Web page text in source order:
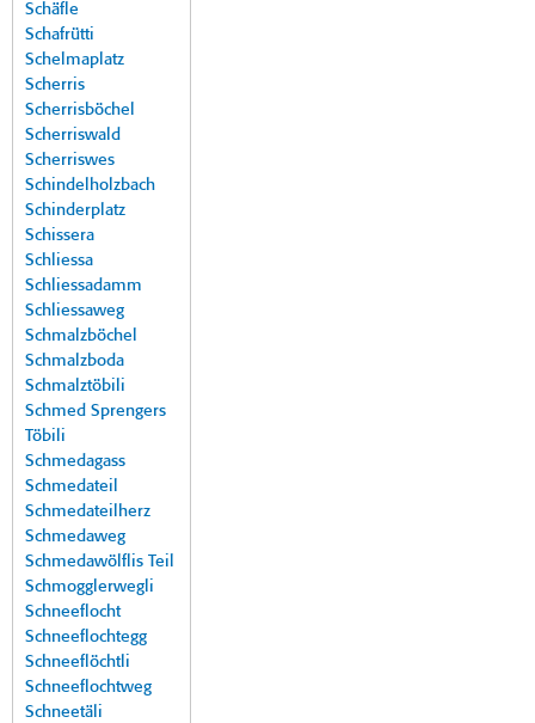
Schäfle
Schafrütti
Schelmaplatz
Scherris
Scherrisböchel
Scherriswald
Scherriswes
Schindelholzbach
Schinderplatz
Schissera
Schliessa
Schliessadamm
Schliessaweg
Schmalzböchel
Schmalzboda
Schmalztöbili
Schmed Sprengers
Töbili
Schmedagass
Schmedateil
Schmedateilherz
Schmedaweg
Schmedawölflis Teil
Schmogglerwegli
Schneeflocht
Schneeflochtegg
Schneeflöchtli
Schneeflochtweg
Schneetäli